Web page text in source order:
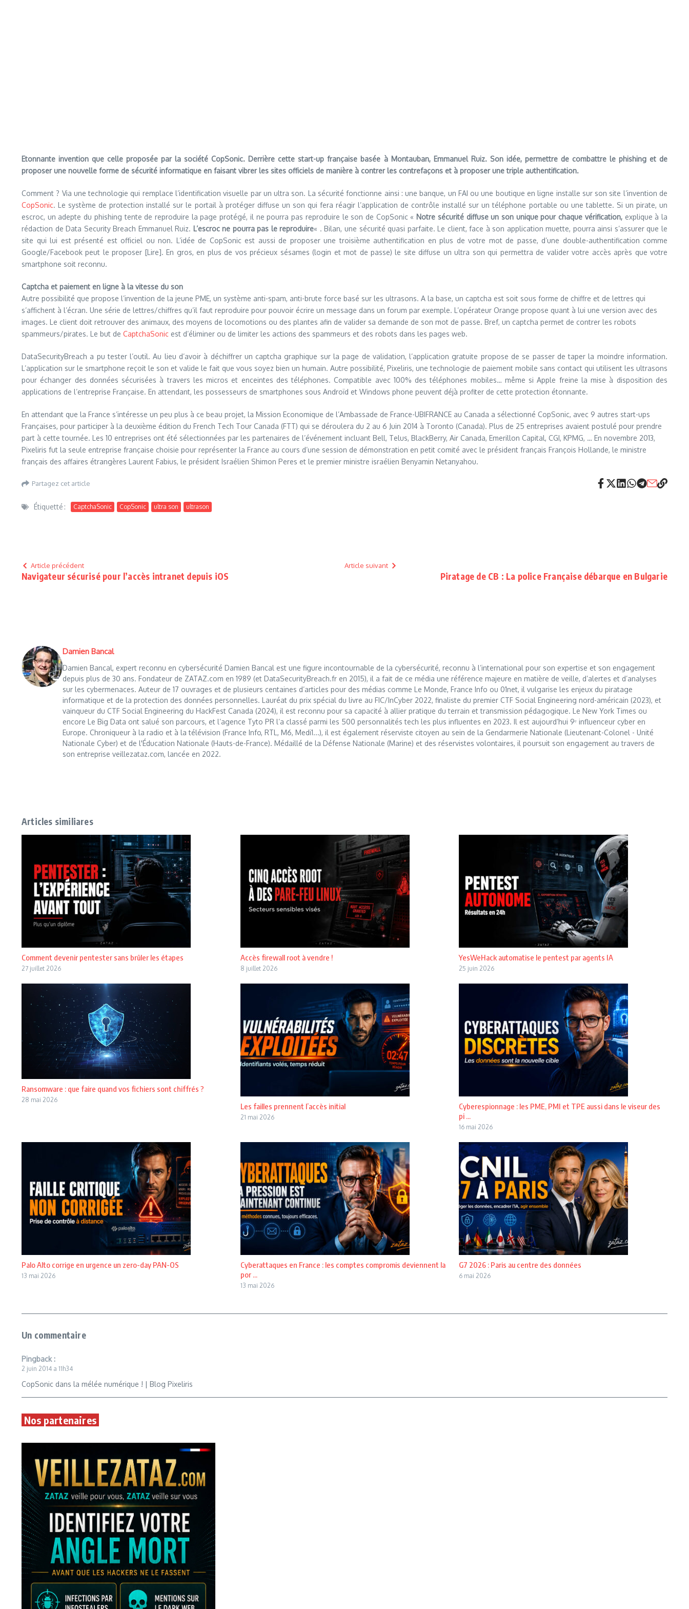
Etonnante invention que celle proposée par la société CopSonic. Derrière cette start-up française basée à Montauban, Emmanuel Ruiz. Son idée, permettre de combattre le phishing et de
proposer une nouvelle forme de sécurité informatique en faisant vibrer les sites officiels de manière à contrer les contrefaçons et à proposer une triple authentification.
Comment ? Via une technologie qui remplace l’identification visuelle par un ultra son. La sécurité fonctionne ainsi : une banque, un FAI ou une boutique en ligne installe sur son site l’invention de
CopSonic. Le système de protection installé sur le portail à protéger diffuse un son qui fera réagir l’application de contrôle installé sur un téléphone portable ou une tablette. Si un pirate, un
escroc, un adepte du phishing tente de reproduire la page protégé, il ne pourra pas reproduire le son de CopSonic « Notre sécurité diffuse un son unique pour chaque vérification,explique à la
rédaction de Data Security Breach Emmanuel Ruiz. L’escroc ne pourra pas le reproduire« . Bilan, une sécurité quasi parfaite. Le client, face à son application muette, pourra ainsi s’assurer que le
site qui lui est présenté est officiel ou non. L’idée de CopSonic est aussi de proposer une troisième authentification en plus de votre mot de passe, d’une double-authentification comme
Google/Facebook peut le proposer [Lire]. En gros, en plus de vos précieux sésames (login et mot de passe) le site diffuse un ultra son qui permettra de valider votre accès après que votre
smartphone soit reconnu.
Captcha et paiement en ligne à la vitesse du son
Autre possibilité que propose l’invention de la jeune PME, un système anti-spam, anti-brute force basé sur les ultrasons. A la base, un captcha est soit sous forme de chiffre et de lettres qui
s’affichent à l’écran. Une série de lettres/chiffres qu’il faut reproduire pour pouvoir écrire un message dans un forum par exemple. L’opérateur Orange propose quant à lui une version avec des
images. Le client doit retrouver des animaux, des moyens de locomotions ou des plantes afin de valider sa demande de son mot de passe. Bref, un captcha permet de contrer les robots
spammeurs/pirates. Le but de CaptchaSonic est d’éliminer ou de limiter les actions des spammeurs et des robots dans les pages web.
DataSecurityBreach a pu tester l’outil. Au lieu d’avoir à déchiffrer un captcha graphique sur la page de validation, l’application gratuite propose de se passer de taper la moindre information.
L’application sur le smartphone reçoit le son et valide le fait que vous soyez bien un humain. Autre possibilité, Pixeliris, une technologie de paiement mobile sans contact qui utilisent les ultrasons
pour échanger des données sécurisées à travers les micros et enceintes des téléphones. Compatible avec 100% des téléphones mobiles… même si Apple freine la mise à disposition des
applications de l’entreprise Française. En attendant, les possesseurs de smartphones sous Androïd et Windows phone peuvent déjà profiter de cette protection étonnante.
En attendant que la France s’intéresse un peu plus à ce beau projet, la Mission Economique de l’Ambassade de France-UBIFRANCE au Canada a sélectionné CopSonic, avec 9 autres start-ups
Françaises, pour participer à la deuxième édition du French Tech Tour Canada (FTT) qui se déroulera du 2 au 6 Juin 2014 à Toronto (Canada). Plus de 25 entreprises avaient postulé pour prendre
part à cette tournée. Les 10 entreprises ont été sélectionnées par les partenaires de l’événement incluant Bell, Telus, BlackBerry, Air Canada, Emerillon Capital, CGI, KPMG, … En novembre 2013,
Pixeliris fut la seule entreprise française choisie pour représenter la France au cours d’une session de démonstration en petit comité avec le président français François Hollande, le ministre
français des affaires étrangères Laurent Fabius, le président Israélien Shimon Peres et le premier ministre israélien Benyamin Netanyahou.
Partagez cet article
Étiquetté : CaptchaSonic CopSonic ultra son ultrason
Article précédent
Navigateur sécurisé pour l’accès intranet depuis iOS
Article suivant
Piratage de CB : La police Française débarque en Bulgarie
Damien Bancal
Damien Bancal, expert reconnu en cybersécurité Damien Bancal est une figure incontournable de la cybersécurité, reconnu à l’international pour son expertise et son engagement
depuis plus de 30 ans. Fondateur de ZATAZ.com en 1989 (et DataSecurityBreach.fr en 2015), il a fait de ce média une référence majeure en matière de veille, d’alertes et d’analyses
sur les cybermenaces. Auteur de 17 ouvrages et de plusieurs centaines d’articles pour des médias comme Le Monde, France Info ou 01net, il vulgarise les enjeux du piratage
informatique et de la protection des données personnelles. Lauréat du prix spécial du livre au FIC/InCyber 2022, finaliste du premier CTF Social Engineering nord-américain (2023), et
vainqueur du CTF Social Engineering du HackFest Canada (2024), il est reconnu pour sa capacité à allier pratique du terrain et transmission pédagogique. Le New York Times ou
encore Le Big Data ont salué son parcours, et l’agence Tyto PR l’a classé parmi les 500 personnalités tech les plus influentes en 2023. Il est aujourd’hui 9ᵉ influenceur cyber en
Europe. Chroniqueur à la radio et à la télévision (France Info, RTL, M6, Medi1...), il est également réserviste citoyen au sein de la Gendarmerie Nationale (Lieutenant-Colonel - Unité
Nationale Cyber) et de l'Éducation Nationale (Hauts-de-France). Médaillé de la Défense Nationale (Marine) et des réservistes volontaires, il poursuit son engagement au travers de
son entreprise veillezataz.com, lancée en 2022.
Articles similiares
Comment devenir pentester sans brûler les étapes
27 juillet 2026
Accès firewall root à vendre !
8 juillet 2026
YesWeHack automatise le pentest par agents IA
25 juin 2026
Ransomware : que faire quand vos fichiers sont chiffrés ?
28 mai 2026
Les failles prennent l’accès initial
21 mai 2026
Cyberespionnage : les PME, PMI et TPE aussi dans le viseur des
pi ...
16 mai 2026
Palo Alto corrige en urgence un zero-day PAN-OS
13 mai 2026
Cyberattaques en France : les comptes compromis deviennent la
por ...
13 mai 2026
G7 2026 : Paris au centre des données
6 mai 2026
Un commentaire
Pingback :
2 juin 2014 a 11h34
CopSonic dans la mélée numérique ! | Blog Pixeliris
Nos partenaires